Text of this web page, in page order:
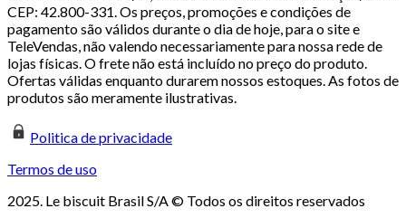
CEP: 42.800-331. Os preços, promoções e condições de
pagamento são válidos durante o dia de hoje, para o site e
TeleVendas, não valendo necessariamente para nossa rede de
lojas físicas. O frete não está incluído no preço do produto.
Ofertas válidas enquanto durarem nossos estoques. As fotos de
produtos são meramente ilustrativas.
Politica de privacidade
Termos de uso
2025. Le biscuit Brasil S/A © Todos os direitos reservados